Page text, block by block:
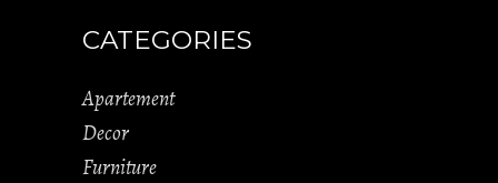
CATEGORIES
Apartement
Decor
Furniture